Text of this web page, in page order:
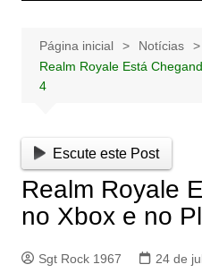
Página inicial
Notícias
Realm Royale Está
4
Escute este Post
Realm Royale
no Xbox e no
Sgt Rock 1967 24 de